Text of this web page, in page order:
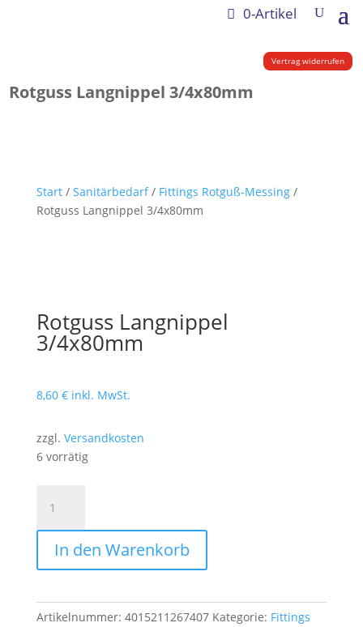
0-Artikel
Vertrag widerrufen
Rotguss Langnippel 3/4x80mm
Start/ Sanitärbedarf/ Fittings Rotguß-Messing/
Rotguss Langnippel 3/4x80mm
Rotguss Langnippel
3/4x80mm
8,60 € inkl. MwSt.
zzgl. Versandkosten
6 vorrätig
Langnippel
3/4x80mm
MengeIn den Warenkorb
Artikelnummer: 4015211267407 Kategorie: Fittings